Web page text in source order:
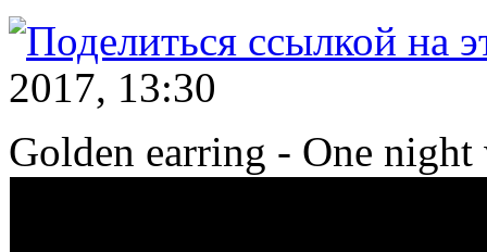
2017, 13:30
Golden earring - One